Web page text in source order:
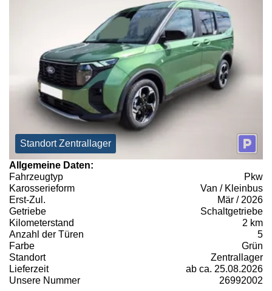
Standort Zentrallager
Allgemeine Daten:
Fahrzeugtyp
Pkw
Karosserieform
Van / Kleinbus
Erst-Zul.
Mär / 2026
Getriebe
Schaltgetriebe
Kilometerstand
2 km
Anzahl der Türen
5
Farbe
Grün
Standort
Zentrallager
Lieferzeit
ab ca. 25.08.2026
Unsere Nummer
26992002